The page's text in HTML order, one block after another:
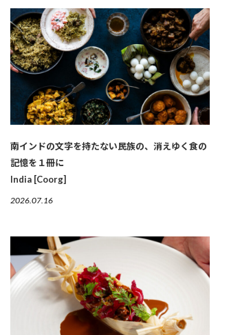
南インドの文字を持たない民族の、消えゆく食の
記憶を１冊に
India [Coorg]
2026.07.16